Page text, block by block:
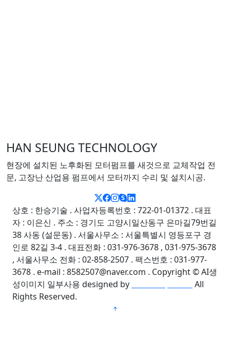
HAN SEUNG TECHNOLOGY
현장에 설치된 노후화된 모터펌프를 새것으로 교체작업 전
문, 고장난 산업용 펌프에서 모터까지 수리 및 설치시공.
상호 : 한승기술 . 사업자등록번호 : 722-01-01372 . 대표
자 : 이은신 . 주소 : 경기도 고양시일산동구 은마길79번길
38 사동 (설문동) . 서울사무소 : 서울특별시 영등포구 경
인로 82길 3-4 . 대표전화 : 031-976-3678 , 031-975-3678
, 서울사무소 전화 : 02-858-2507 . 팩스번호 : 031-977-
3678 . e-mail : 8582507@naver.com . Copyright © AI생
성이미지 일부사용 designed by
All
Rights Reserved.